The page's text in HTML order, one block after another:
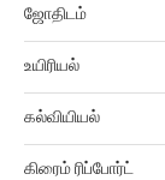
ஜோதிடம்
உயிரியல்
கல்வியியல்
கிரைம் ரிப்போர்ட்